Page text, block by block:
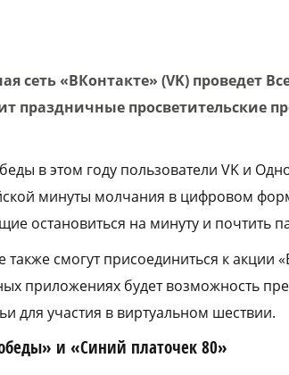
сеть «ВКонтакте» (VK) проведет
праздничные просветительские
в этом году пользователи VK и
минуты молчания в цифровом
остановиться на минуту и почтить
смогут присоединиться к акции
приложениях будет возможность
для участия в виртуальном шествии.
и «Синий платочек 80»